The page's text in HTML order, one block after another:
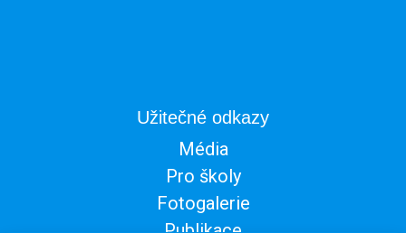
Užitečné odkazy
Média
Pro školy
Fotogalerie